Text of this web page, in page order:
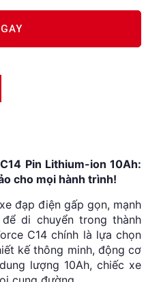
Pin Lithium-ion 10Ah:
cho mọi hành trình!
đạp điện gấp gọn, mạnh
di chuyển trong thành
C14 chính là lựa chọn
kế thông minh, động cơ
lượng 10Ah, chiếc xe